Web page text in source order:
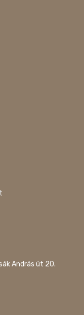
András út 20.